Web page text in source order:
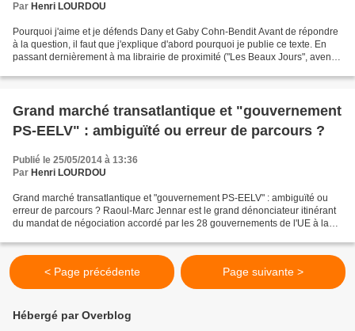
Par Henri LOURDOU
Pourquoi j'aime et je défends Dany et Gaby Cohn-Bendit Avant de répondre
à la question, il faut que j'explique d'abord pourquoi je publie ce texte. En
passant dernièrement à ma librairie de proximité ("Les Beaux Jours", avenue
Grand marché transatlantique et "gouvernement
PS-EELV" : ambiguïté ou erreur de parcours ?
Publié le 25/05/2014 à 13:36
Par Henri LOURDOU
Grand marché transatlantique et "gouvernement PS-EELV" : ambiguïté ou
erreur de parcours ? Raoul-Marc Jennar est le grand dénonciateur itinérant
du mandat de négociation accordé par les 28 gouvernements de l'UE à la
< Page précédente Page suivante >
Hébergé par Overblog